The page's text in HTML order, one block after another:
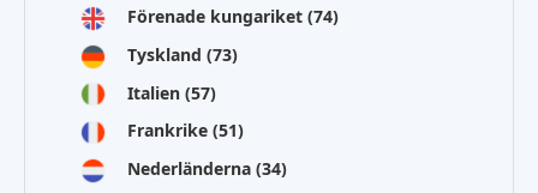
Förenade kungariket (74)
Tyskland (73)
Italien (57)
Frankrike (51)
Nederländerna (34)